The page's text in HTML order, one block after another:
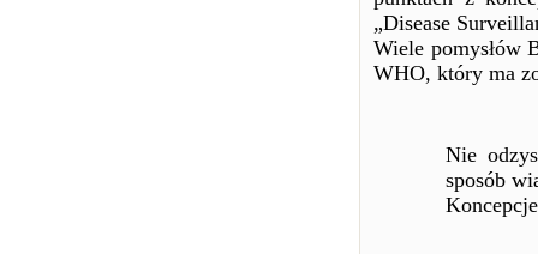
„Disease
Wiele pomysłów
WHO, który ma
Nie
sposób